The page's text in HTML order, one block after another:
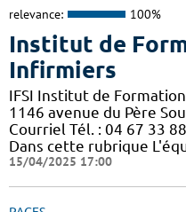
relevance: 100%
Institut de
Infirmiers
IFSI Institut de
1146 avenue du Père
Courriel Tél. : 04 67 33
Dans cette rubrique
15/04/2025 17:00